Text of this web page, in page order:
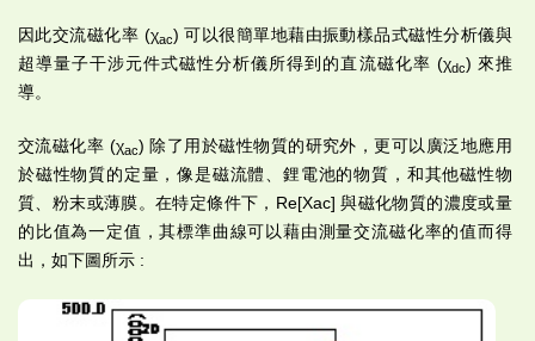
因此交流磁化率 (χac) 可以很簡單地藉由振動樣品式磁性分析儀與
超導量子干涉元件式磁性分析儀所得到的直流磁化率 (χdc) 來推
導。
交流磁化率 (χac) 除了用於磁性物質的研究外，更可以廣泛地應用
於磁性物質的定量，像是磁流體、鋰電池的物質，和其他磁性物
質、粉末或薄膜。在特定條件下，Re[Xac] 與磁化物質的濃度或量
的比值為一定值，其標準曲線可以藉由測量交流磁化率的值而得
出，如下圖所示 :